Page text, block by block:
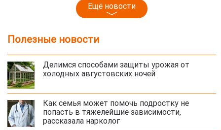
Ещё новости
Полезные новости
Делимся способами защиты урожая от
холодных августовских ночей
Как семья может помочь подростку не
попасть в тяжелейшие зависимости,
рассказала нарколог